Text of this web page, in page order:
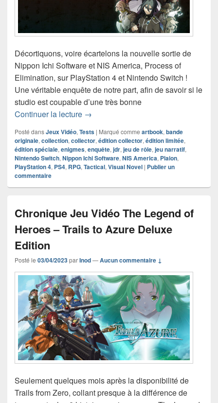
Décortiquons, voire écartelons la nouvelle sortie de
Nippon Ichi Software et NIS America, Process of
Elimination, sur PlayStation 4 et Nintendo Switch !
Une véritable enquête de notre part, afin de savoir si le
studio est coupable d’une très bonne
Continuer la lecture Chronique Jeu Vidéo Process of
→
Posté dansJeux Vidéo, Tests | Marqué comme artbook, bande
originale, collection, collector, édition collector, édition limitée,
édition spéciale, enigmes, enquête, jdr, jeu de rôle, jeu narratif,
Nintendo Switch, Nippon Ichi Software, NIS America, Plaion,
PlayStation 4, PS4, RPG, Tactical, Visual Novel | Publier un
commentaire
Chronique Jeu Vidéo The Legend of
Heroes – Trails to Azure Deluxe
Edition
Posté le 03/04/2023parInod—Aucun commentaire ↓
Seulement quelques mois après la disponibilité de
Trails from Zero, collant presque à la différence de